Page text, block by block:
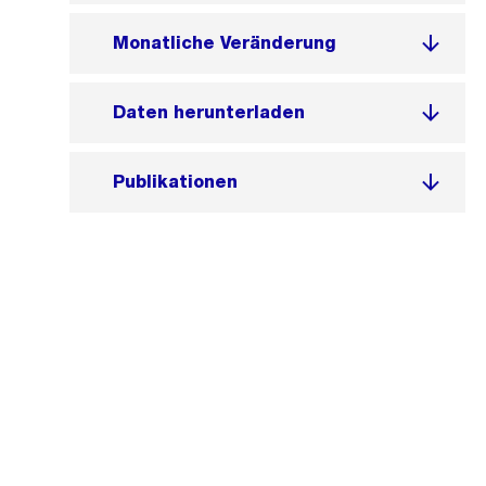
Monatliche Veränderung
Daten herunterladen
Publikationen